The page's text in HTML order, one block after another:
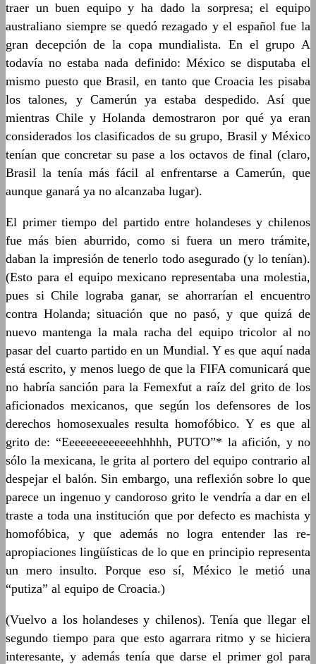
traer un buen equipo y ha dado la sorpresa; el equipo
australiano siempre se quedó rezagado y el español fue la
gran decepción de la copa mundialista. En el grupo A
todavía no estaba nada definido: México se disputaba el
mismo puesto que Brasil, en tanto que Croacia les pisaba
los talones, y Camerún ya estaba despedido. Así que
mientras Chile y Holanda demostraron por qué ya eran
considerados los clasificados de su grupo, Brasil y México
tenían que concretar su pase a los octavos de final (claro,
Brasil la tenía más fácil al enfrentarse a Camerún, que
aunque ganará ya no alcanzaba lugar).
El primer tiempo del partido entre holandeses y chilenos
fue más bien aburrido, como si fuera un mero trámite,
daban la impresión de tenerlo todo asegurado (y lo tenían).
(Esto para el equipo mexicano representaba una molestia,
pues si Chile lograba ganar, se ahorrarían el encuentro
contra Holanda; situación que no pasó, y que quizá de
nuevo mantenga la mala racha del equipo tricolor al no
pasar del cuarto partido en un Mundial. Y es que aquí nada
está escrito, y menos luego de que la FIFA comunicará que
no habría sanción para la Femexfut a raíz del grito de los
aficionados mexicanos, que según los defensores de los
derechos homosexuales resulta homofóbico. Y es que al
grito de: “Eeeeeeeeeeeeehhhhh, PUTO”* la afición, y no
sólo la mexicana, le grita al portero del equipo contrario al
despejar el balón. Sin embargo, una reflexión sobre lo que
parece un ingenuo y candoroso grito le vendría a dar en el
traste a toda una institución que por defecto es machista y
homofóbica, y que además no logra entender las re-
apropiaciones lingüísticas de lo que en principio representa
un mero insulto. Porque eso sí, México le metió una
“putiza” al equipo de Croacia.)
(Vuelvo a los holandeses y chilenos). Tenía que llegar el
segundo tiempo para que esto agarrara ritmo y se hiciera
interesante, y además tenía que darse el primer gol para